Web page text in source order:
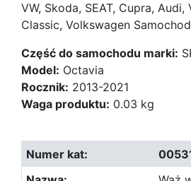
VW, Skoda, SEAT, Cupra, Audi,
Classic, Volkswagen
Część do samochodu marki:
Model: Octavia
Rocznik: 2013-2021
Waga produktu: 0.03 kg